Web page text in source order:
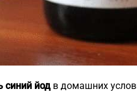
синий йодв домашних